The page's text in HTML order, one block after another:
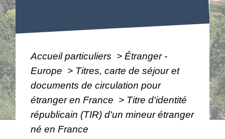
Accueil particuliers > Étranger -
Europe > Titres, carte de séjour et
documents de circulation pour
étranger en France > Titre d'identité
républicain (TIR) d'un mineur étranger
né en France